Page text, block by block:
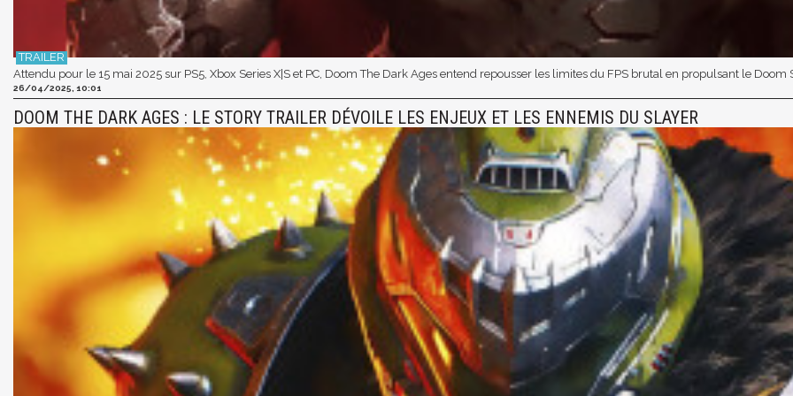
Attendu pour le 15 mai 2025 sur PS5, Xbox Series X|S et PC, Doom The Dark Ages entend repousser les limites du FPS brutal en propulsant le
26/04/2025, 10:01
DOOM THE DARK AGES : LE STORY TRAILER DÉVOILE LES ENJEUX ET LES ENNEMIS DU SLAYER